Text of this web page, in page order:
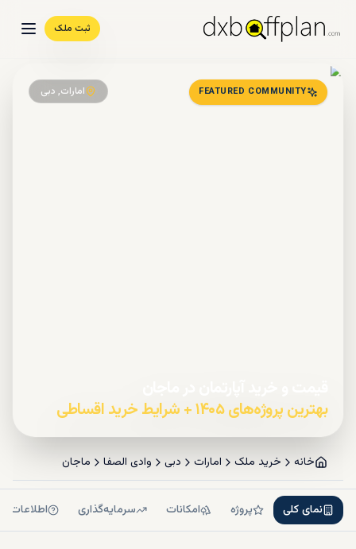
ثبت ملک
FEATURED COMMUNITY امارات, دبی
بهترین پروژه‌های ۱۴۰۵ + شرایط خرید اقساطی
خانه خرید ملک امارات دبی وادی الصفا ماجان
نمای کلی پروژه امکانات سرمایه‌گذاری اطلاعات